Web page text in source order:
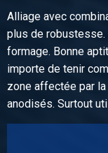
Poids des pièces
Prix brut
Sélectionner
N° d'article
2860-0022-5010
Alliage avec
plus de
formage. Bonne
importe de tenir
zone affectée par
anodisés. Surtout